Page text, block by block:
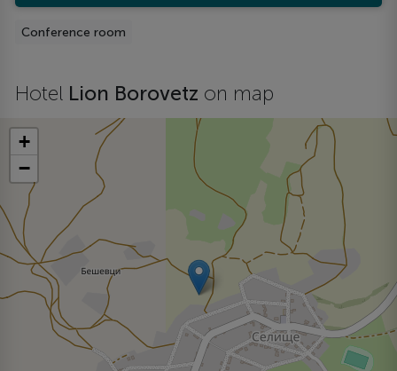
Conference room
Hotel Lion Borovetz on map
+
−